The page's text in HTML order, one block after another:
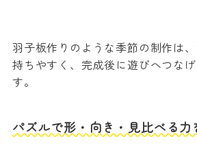
羽子板作りのような季節の制作は
持ちやすく、完成後に遊びへつな
す。
パズルで形・向き・見比べる力